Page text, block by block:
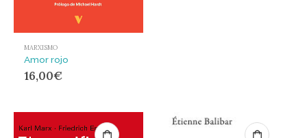
MARXISMO
Amor rojo
16,00€